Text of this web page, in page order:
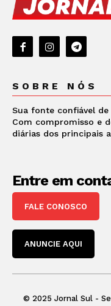
SOBRE NÓS
Sua fonte confiável
Com compromisso e
diárias dos principais
Entre em
FALE CONOSCO
ANUNCIE AQUI
© 2025 Jornal Sul -